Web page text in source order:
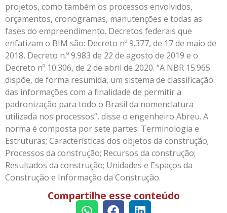
projetos, como também os processos envolvidos,
orçamentos, cronogramas, manutenções e todas as
fases do empreendimento. Decretos federais que
enfatizam o BIM são: Decreto nº 9.377, de 17 de maio de
2018, Decreto n.º 9.983 de 22 de agosto de 2019 e o
Decreto nº 10.306, de 2 de abril de 2020. “A NBR 15.965
dispõe, de forma resumida, um sistema de classificação
das informações com a finalidade de permitir a
padronização para todo o Brasil da nomenclatura
utilizada nos processos”, disse o engenheiro Abreu. A
norma é composta por sete partes: Terminologia e
Estruturas; Características dos objetos da construção;
Processos da construção; Recursos da construção;
Resultados da construção; Unidades e Espaços da
Construção e Informação da Construção.
Compartilhe esse conteúdo